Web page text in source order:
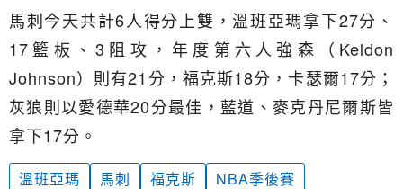
馬刺今天共計6人得分上雙，溫班亞瑪拿下27分、
17籃板、3阻攻，年度第六人強森（Keldon
Johnson）則有21分，福克斯18分，卡瑟爾17分；
灰狼則以愛德華20分最佳，藍道、麥克丹尼爾斯皆
拿下17分。
溫班亞瑪 馬刺 福克斯 NBA季後賽